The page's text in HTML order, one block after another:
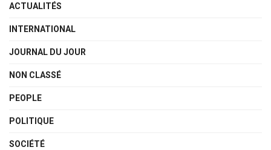
ACTUALITÉS
INTERNATIONAL
JOURNAL DU JOUR
NON CLASSÉ
PEOPLE
POLITIQUE
SOCIÉTÉ